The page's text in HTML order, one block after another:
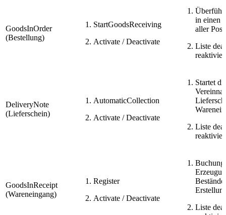
GoodsInOrder
(Bestellung)
StartGoodsReceiving
Activate / Deactivate
in einen
aller
Liste
DeliveryNote
(Lieferschein)
AutomaticCollection
Activate / Deactivate
Startet
Liste
GoodsInReceipt
(Wareneingang)
Register
Activate / Deactivate
Buchung
Liste